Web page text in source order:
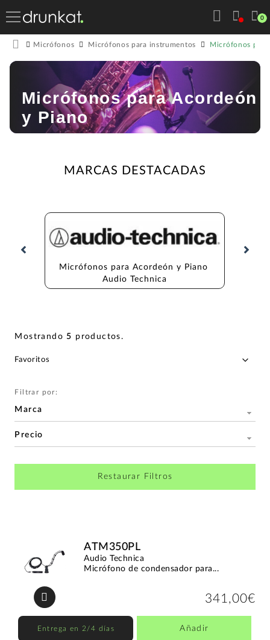
0
Micrófonos Micrófonos para instrumentos Micrófonos
Micrófonos para Acordeón
y Piano
MARCAS DESTACADAS
Micrófonos para Acordeón y Piano
Audio Technica
Mostrando 5 productos.
Filtrar por:
Marca
Precio
Restaurar Filtros
ATM350PL
Audio Technica
Micrófono de condensador para...
341,00€
Entrega en 2/4 días Añadir